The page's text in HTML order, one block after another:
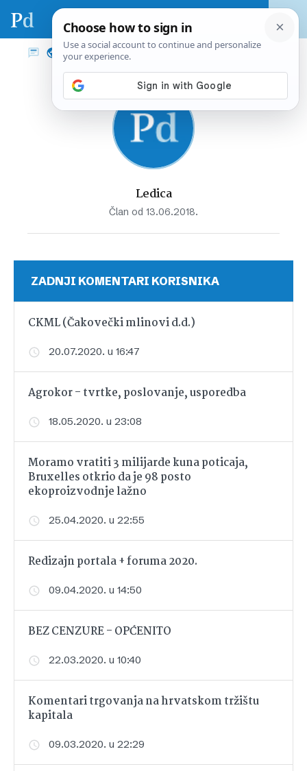
Ledica
Član od 13.06.2018.
ZADNJI KOMENTARI KORISNIKA
CKML (Čakovečki mlinovi d.d.)
20.07.2020. u 16:47
Agrokor - tvrtke, poslovanje, usporedba
18.05.2020. u 23:08
Moramo vratiti 3 milijarde kuna poticaja,
Bruxelles otkrio da je 98 posto
ekoproizvodnje lažno
25.04.2020. u 22:55
Redizajn portala + foruma 2020.
09.04.2020. u 14:50
BEZ CENZURE - OPĆENITO
22.03.2020. u 10:40
Komentari trgovanja na hrvatskom tržištu
kapitala
09.03.2020. u 22:29